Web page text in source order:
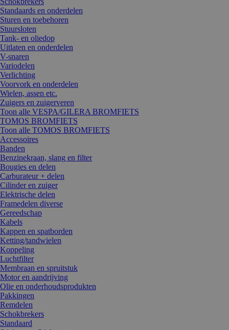
Standaards en onderdelen
Sturen en toebehoren
Stuursloten
Tank- en oliedop
Uitlaten en onderdelen
V-snaren
Variodelen
Verlichting
Voorvork en onderdelen
Wielen, assen etc.
Zuigers en zuigerveren
Toon alle VESPA/GILERA BROMFIETS
TOMOS BROMFIETS
Toon alle TOMOS BROMFIETS
Accessoires
Banden
Benzinekraan, slang en filter
Bougies en delen
Carburateur + delen
Cilinder en zuiger
Elektrische delen
Framedelen diverse
Gereedschap
Kabels
Kappen en spatborden
Ketting/tandwielen
Koppeling
Luchtfilter
Membraan en spruitstuk
Motor en aandrijving
Olie en onderhoudsprodukten
Pakkingen
Remdelen
Schokbrekers
Standaard